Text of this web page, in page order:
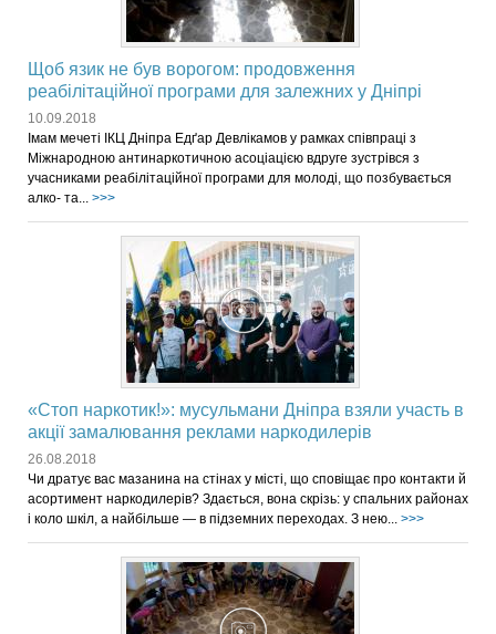
Щоб язик не був ворогом: продовження
реабілітаційної програми для залежних у Дніпрі
10.09.2018
Імам мечеті ІКЦ Дніпра Едґар Девлікамов у рамках співпраці з
Міжнародною антинаркотичною асоціацією вдруге зустрівся з
учасниками реабілітаційної програми для молоді, що позбувається
алко- та... >>>
«Стоп наркотик!»: мусульмани Дніпра взяли участь в
акції замалювання реклами наркодилерів
26.08.2018
Чи дратує вас мазанина на стінах у місті, що сповіщає про контакти й
асортимент наркодилерів? Здається, вона скрізь: у спальних районах
і коло шкіл, а найбільше — в підземних переходах. З нею... >>>